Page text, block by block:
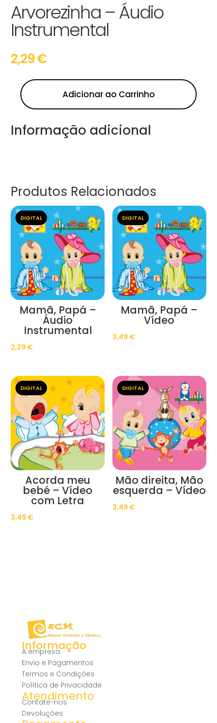
Arvorezinha – Áudio
Instrumental
2,29€
Adicionar ao Carrinho
Informação adicional
Produtos Relacionados
DIGITAL
Mamã, Papá –
Áudio
Instrumental
2,29 €
DIGITAL
Mamã, Papá –
Vídeo
3,49 €
DIGITAL
Acorda meu
bebé – Vídeo
com Letra
3,49 €
DIGITAL
Mão direita, Mão
esquerda – Vídeo
3,49 €
Informação
A empresa
Envio e Pagamentos
Termos e Condições
Política de Privacidade
Atendimento
Contate-nos
Devoluções